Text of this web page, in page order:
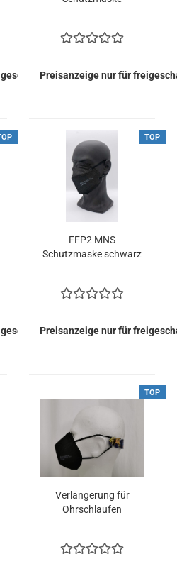
Kunden
Preisanzeige nur für
Kunden
TOP
FFP2 MNS
Schutzmaske schwarz
Preisanzeige nur für
TOP
Verlängerung für
Ohrschlaufen